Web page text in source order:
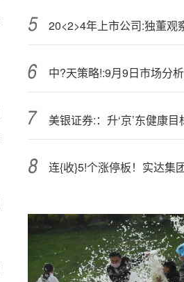
中?天策略!:9月9日市场分析